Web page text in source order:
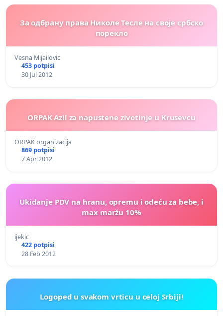
За одбрану права Николе Тесле на своје србско
порекло
Vesna Mijailovic
453 potpisi
30 Jul 2012
ORPAK Azil za napustene zivotinje u Krusevcu
ORPAK organizacija
869 potpisi
7 Apr 2012
Ukidanje PDV na hranu, opremu i odeću za bebe, i
max maržu 10%
ijekic
422 potpisi
28 Feb 2012
Logoped u svakom vrticu u celoj Srbiji!